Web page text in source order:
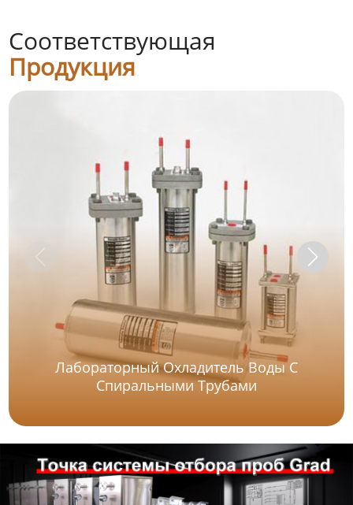
Соответствующая
Продукция
Лабораторный Охладитель Воды С
Спиральными Трубами